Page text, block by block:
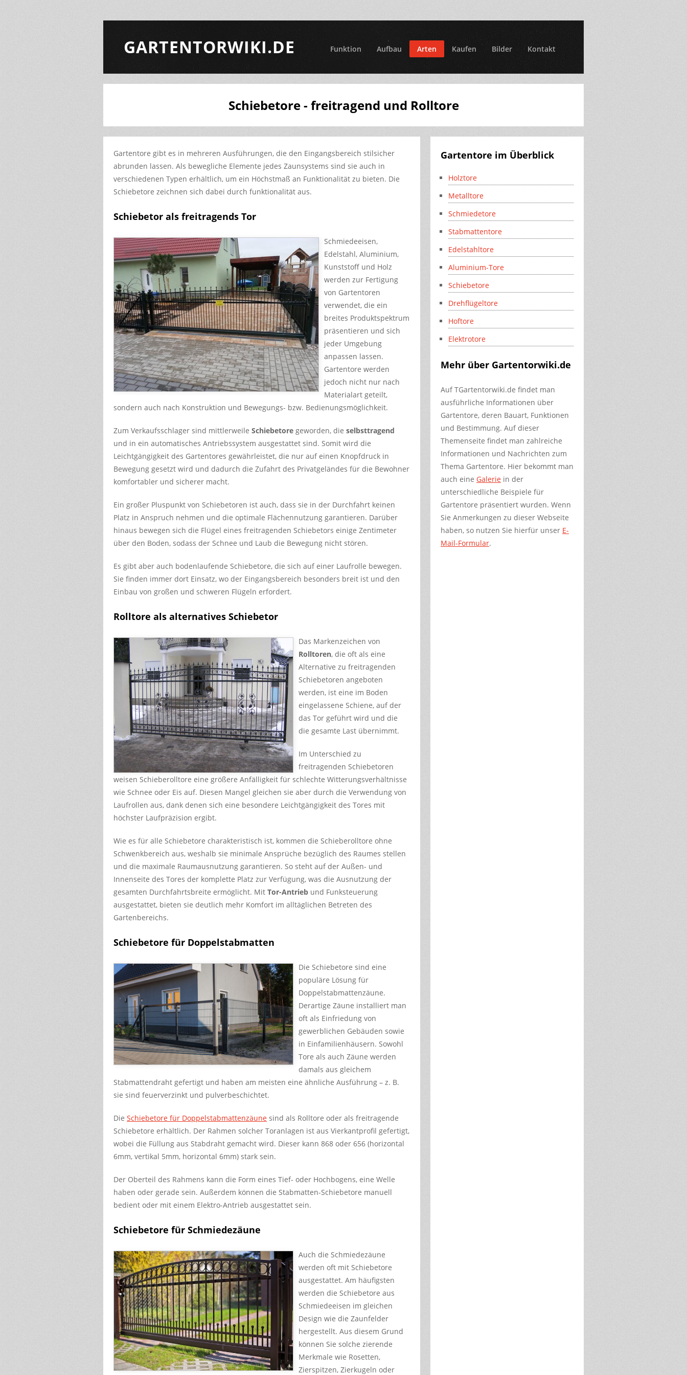
GARTENTORWIKI.DE Funktion Aufbau Arten Kaufen Bilder Kontakt
Schiebetore - freitragend und Rolltore
Gartentore gibt es in mehreren Ausführungen, die den Eingangsbereich stilsicher
abrunden lassen. Als bewegliche Elemente jedes Zaunsystems sind sie auch in
verschiedenen Typen erhältlich, um ein Höchstmaß an Funktionalität zu bieten. Die
Schiebetore zeichnen sich dabei durch funktionalität aus.
Schiebetor als freitragends Tor
Schmiedeeisen,
Edelstahl, Aluminium,
Kunststoff und Holz
werden zur Fertigung
von Gartentoren
verwendet, die ein
breites Produktspektrum
präsentieren und sich
jeder Umgebung
anpassen lassen.
Gartentore werden
jedoch nicht nur nach
Materialart geteilt,
sondern auch nach Konstruktion und Bewegungs- bzw. Bedienungsmöglichkeit.
Zum Verkaufsschlager sind mittlerweile Schiebetore geworden, die selbsttragend
und in ein automatisches Antriebssystem ausgestattet sind. Somit wird die
Leichtgängigkeit des Gartentores gewährleistet, die nur auf einen Knopfdruck in
Bewegung gesetzt wird und dadurch die Zufahrt des Privatgeländes für die Bewohner
komfortabler und sicherer macht.
Ein großer Pluspunkt von Schiebetoren ist auch, dass sie in der Durchfahrt keinen
Platz in Anspruch nehmen und die optimale Flächennutzung garantieren. Darüber
hinaus bewegen sich die Flügel eines freitragenden Schiebetors einige Zentimeter
über den Boden, sodass der Schnee und Laub die Bewegung nicht stören.
Es gibt aber auch bodenlaufende Schiebetore, die sich auf einer Laufrolle bewegen.
Sie finden immer dort Einsatz, wo der Eingangsbereich besonders breit ist und den
Einbau von großen und schweren Flügeln erfordert.
Rolltore als alternatives Schiebetor
Das Markenzeichen von
Rolltoren, die oft als eine
Alternative zu freitragenden
Schiebetoren angeboten
werden, ist eine im Boden
eingelassene Schiene, auf der
das Tor geführt wird und die
die gesamte Last übernimmt.
Im Unterschied zu
freitragenden Schiebetoren
weisen Schieberolltore eine größere Anfälligkeit für schlechte Witterungsverhältnisse
wie Schnee oder Eis auf. Diesen Mangel gleichen sie aber durch die Verwendung von
Laufrollen aus, dank denen sich eine besondere Leichtgängigkeit des Tores mit
höchster Laufpräzision ergibt.
Wie es für alle Schiebetore charakteristisch ist, kommen die Schieberolltore ohne
Schwenkbereich aus, weshalb sie minimale Ansprüche bezüglich des Raumes stellen
und die maximale Raumausnutzung garantieren. So steht auf der Außen- und
Innenseite des Tores der komplette Platz zur Verfügung, was die Ausnutzung der
gesamten Durchfahrtsbreite ermöglicht. Mit Tor-Antrieb und Funksteuerung
ausgestattet, bieten sie deutlich mehr Komfort im alltäglichen Betreten des
Gartenbereichs.
Schiebetore für Doppelstabmatten
Die Schiebetore sind eine
populäre Lösung für
Doppelstabmattenzäune.
Derartige Zäune installiert man
oft als Einfriedung von
gewerblichen Gebäuden sowie
in Einfamilienhäusern. Sowohl
Tore als auch Zäune werden
damals aus gleichem
Stabmattendraht gefertigt und haben am meisten eine ähnliche Ausführung – z. B.
sie sind feuerverzinkt und pulverbeschichtet.
Die Schiebetore für Doppelstabmattenzäune sind als Rolltore oder als freitragende
Schiebetore erhältlich. Der Rahmen solcher Toranlagen ist aus Vierkantprofil gefertigt,
wobei die Füllung aus Stabdraht gemacht wird. Dieser kann 868 oder 656 (horizontal
6mm, vertikal 5mm, horizontal 6mm) stark sein.
Der Oberteil des Rahmens kann die Form eines Tief- oder Hochbogens, eine Welle
haben oder gerade sein. Außerdem können die Stabmatten-Schiebetore manuell
bedient oder mit einem Elektro-Antrieb ausgestattet sein.
Schiebetore für Schmiedezäune
Auch die Schmiedezäune
werden oft mit Schiebetore
ausgestattet. Am häufigsten
werden die Schiebetore aus
Schmiedeeisen im gleichen
Design wie die Zaunfelder
hergestellt. Aus diesem Grund
können Sie solche zierende
Merkmale wie Rosetten,
Zierspitzen, Zierkugeln oder
Gartentore im Überblick
Holztore
Metalltore
Schmiedetore
Stabmattentore
Edelstahltore
Aluminium-Tore
Schiebetore
Drehflügeltore
Hoftore
Elektrotore
Mehr über Gartentorwiki.de
Auf TGartentorwiki.de findet man
ausführliche Informationen über
Gartentore, deren Bauart, Funktionen
und Bestimmung. Auf dieser
Themenseite findet man zahlreiche
Informationen und Nachrichten zum
Thema Gartentore. Hier bekommt man
auch eine Galerie in der
unterschiedliche Beispiele für
Gartentore präsentiert wurden. Wenn
Sie Anmerkungen zu dieser Webseite
haben, so nutzen Sie hierfür unser E-
Mail-Formular.